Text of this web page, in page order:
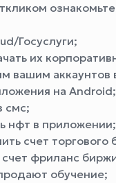
Госуслуги;
их
вашим аккаунтов
на Android;
смс;
нфт в приложении;
счет торгового
фриланс
обучение;